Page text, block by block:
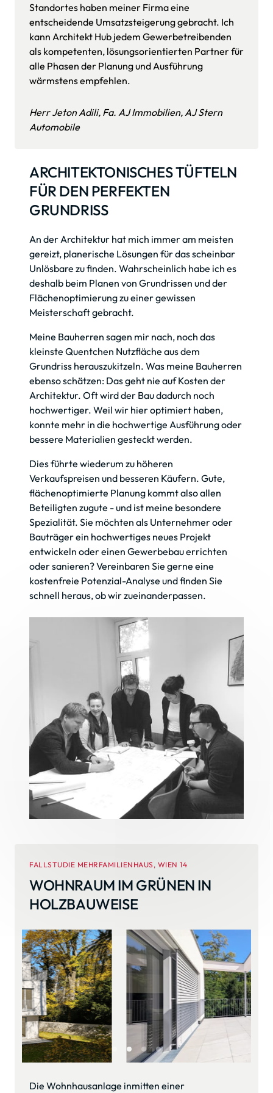
Standortes haben meiner Firma eine
entscheidende Umsatzsteigerung gebracht. Ich
kann Architekt Hub jedem Gewerbetreibenden
als kompetenten, lösungsorientierten Partner für
alle Phasen der Planung und Ausführung
Herr Jeton Adili, Fa. AJ Immobilien, AJ Stern
Automobile
ARCHITEKTONISCHES TÜFTELN
FÜR DEN PERFEKTEN
GRUNDRISS
An der Architektur hat mich immer am meisten
gereizt, planerische Lösungen für das scheinbar
Unlösbare zu finden. Wahrscheinlich habe ich es
deshalb beim Planen von Grundrissen und der
Flächenoptimierung zu einer gewissen
Meisterschaft gebracht.
Meine Bauherren sagen mir nach, noch das
kleinste Quentchen Nutzfläche aus dem
Grundriss herauszukitzeln. Was meine Bauherren
ebenso schätzen: Das geht nie auf Kosten der
Architektur. Oft wird der Bau dadurch noch
hochwertiger. Weil wir hier optimiert haben,
konnte mehr in die hochwertige Ausführung oder
bessere Materialien gesteckt werden.
Dies führte wiederum zu höheren
Verkaufspreisen und besseren Käufern. Gute,
flächenoptimierte Planung kommt also allen
Beteiligten zugute - und ist meine besondere
Spezialität. Sie möchten als Unternehmer oder
Bauträger ein hochwertiges neues Projekt
entwickeln oder einen Gewerbebau errichten
oder sanieren? Vereinbaren Sie gerne eine
kostenfreie Potenzial-Analyse und finden Sie
schnell heraus, ob wir zueinanderpassen.
FALLSTUDIE MEHRFAMILIENHAUS, WIEN 14
WOHNRAUM IM GRÜNEN IN
HOLZBAUWEISE
Slide 2 of 4
Die Wohnhausanlage inmitten einer